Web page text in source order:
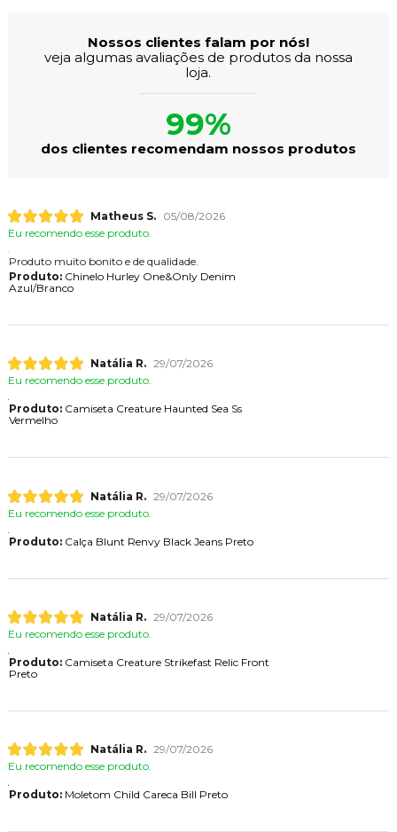
Nossos clientes falam por nós!
veja algumas avaliações de produtos da nossa
loja.
99%
dos clientes recomendam nossos produtos
Matheus S.
05/08/2026
Eu recomendo esse produto.
Produto muito bonito e de qualidade.
Produto:Chinelo Hurley One&Only Denim
Azul/Branco
Natália R. 29/07/2026
Eu recomendo esse produto.
Produto:Camiseta Creature Haunted Sea Ss
Vermelho
Natália R. 29/07/2026
Eu recomendo esse produto.
Produto:Calça Blunt Renvy Black Jeans Preto
Natália R. 29/07/2026
Eu recomendo esse produto.
Produto:Camiseta Creature Strikefast Relic Front
Preto
Natália R. 29/07/2026
Eu recomendo esse produto.
Produto:Moletom Child Careca Bill Preto